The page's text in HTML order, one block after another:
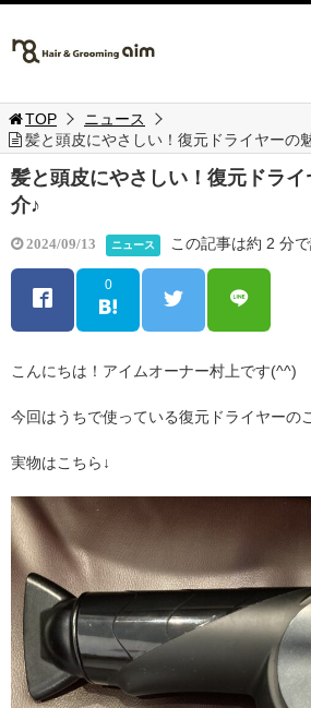
TOP
ニュース
髪と頭皮にやさしい！復元ドライヤーの
髪と頭皮にやさしい！復元ドラ
介♪
2024/09/13 ニュース この記事は約 2 分で
0
こんにちは！アイムオーナー村上です(^^)
今回はうちで使っている復元ドライヤーの
実物はこちら↓